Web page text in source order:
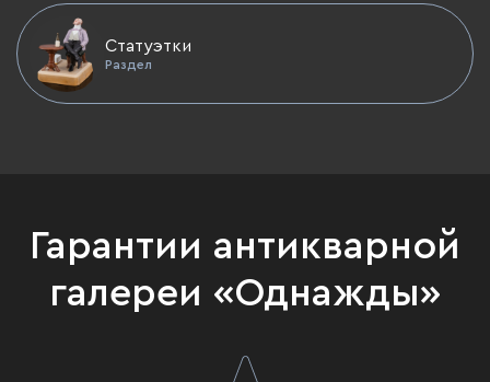
Статуэтки
Раздел
Гарантии антикварной
галереи «Однажды»